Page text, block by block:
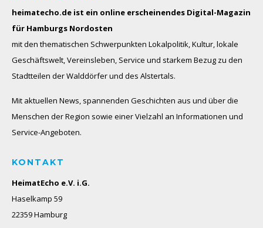
heimatecho.de ist ein online erscheinendes Digital-Magazin
für Hamburgs Nordosten
mit den thematischen Schwerpunkten Lokalpolitik, Kultur, lokale
Geschäftswelt, Vereinsleben, Service und starkem Bezug zu den
Stadtteilen der Walddörfer und des Alstertals.
Mit aktuellen News, spannenden Geschichten aus und über die
Menschen der Region sowie einer Vielzahl an Informationen und
Service-Angeboten.
KONTAKT
HeimatEcho e.V. i.G.
Haselkamp 59
22359 Hamburg